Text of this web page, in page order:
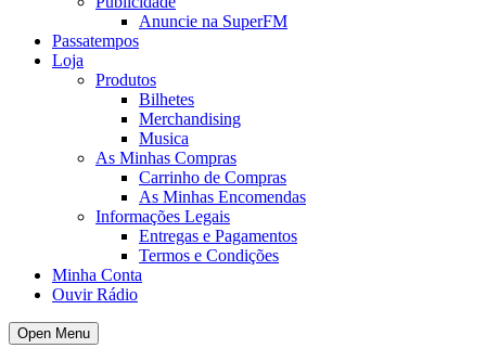
Anuncie na SuperFM
Passatempos
Loja
Produtos
Bilhetes
Merchandising
Musica
As Minhas Compras
Carrinho de Compras
As Minhas Encomendas
Informações Legais
Entregas e Pagamentos
Termos e Condições
Minha Conta
Ouvir Rádio
Open Menu